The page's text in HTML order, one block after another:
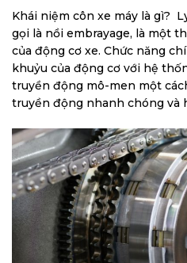
Khái niệm côn xe máy là gì?
gọi là nồi embrayage, là một
của động cơ xe. Chức năng
khuỷu của động cơ với hệ
truyền động mô-men một
truyền động nhanh chóng và